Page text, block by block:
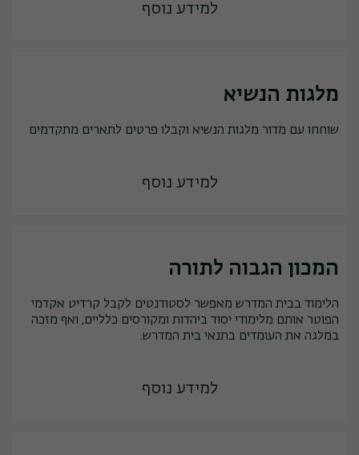
למידע נוסף
מלגות הנשיא
שוחחו עם מדור מלגות הנשיא וקבלו פרטים לתארים מתקדמים
למידע נוסף
המכון הגבוה לתורה
הלימוד בבית המדרש מאפשר לסטודנטים לקבל קרדיט אקדמי
הפוטר אותם מלימודי יסוד ביהדות ומקורסים כלליים, ואף מזכה
במלגה את העומדים בתנאי בית המדרש.
למידע נוסף